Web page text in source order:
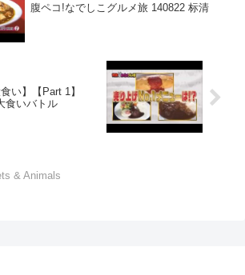
腹ペコ!なでしこグルメ旅 140822 标清
い】【Part 1】
食いバトル
& Animals